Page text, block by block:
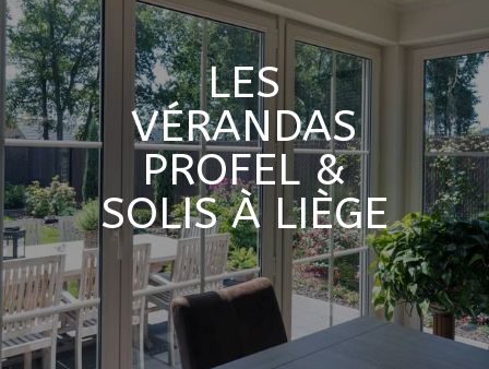
LES
VÉRANDAS
PROFEL &
SOLIS À LIÈGE